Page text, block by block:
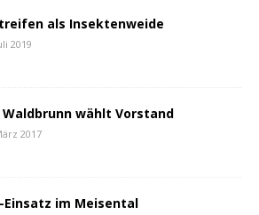
als Insektenweide
2019
Waldbrunn wählt Vorstand
2017
Einsatz im Meisental